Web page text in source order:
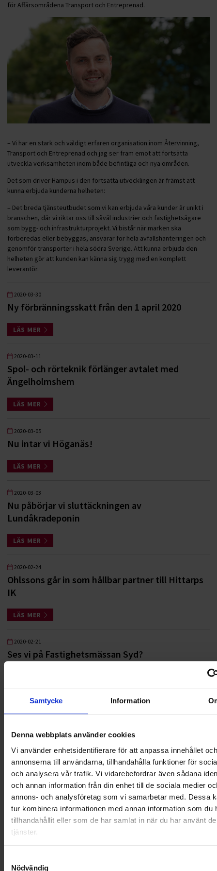
Samtycke Information
Denna webbplats använder cookies
Vi använder enhetsidentifierare för att anpassa innehållet och
annonserna till användarna, tillhandahålla funktioner för
och analysera vår trafik. Vi vidarebefordrar även sådana
och annan information från din enhet till de sociala medier
annons- och analysföretag som vi samarbetar med. Dessa
tur kombinera informationen med annan information som du
tillhandahållit eller som de har samlat in när du har använt
tjänster.
Nödvändig
för Affärsområdena Transport och Entreprenad.
– Vi har en stark och väldigt erfaren organisation inom Återvinning,
Transport och Entreprenad och jag ser fram emot att fortsätta
utveckla verksamheten inom både befintliga och nya områden.
Det som driver Hampus i den fortsatta utvecklingen är främst att
kunna erbjuda kunderna helheten:
– Det breda tjänsteutbudet som vi kan erbjuda våra kunder är unikt i
branschen, där vi riktar oss till såväl industrier och fastighetsägare
som bygg- och infrastrukturprojekt. Vi bistår när marken ska
förberedas eller bebyggas, ansvarar för hela avfallshanteringen och
genomför transporter i hela södra Sverige. Att kunna erbjuda den
helheten gör att kunden kan känna sig trygg med en komplett
leverantör.
2020-03-30
Ny förbränningsskatt från den 1 april 2020
LÄS MER
2020-03-11
Spol- och rörteknik förlänger avtalet med
Ängelholmshem
LÄS MER
2020-03-05
Nu intar vi Höganäs!
LÄS MER
2020-03-03
Nu påbörjar vi sluttäckningen av
Lundåkradeponin
LÄS MER
2020-02-24
Ohlssons går in som hållbar partner till Hittarps
IK
LÄS MER
2020-02-21
Ses vi på Fastighetsmässan Syd?
2020-02-03
Staffanstorp- nu kör vi!
LÄS MER
2020-01-21
Ses vi på Fastighet2020 i Landskrona?
LÄS MER
Ohlssons vinner avfallsinsamlingen i Sigtuna,